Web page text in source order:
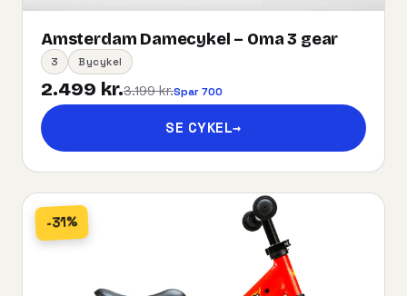
Amsterdam Damecykel – Oma 3 gear
3 Bycykel
2.499 kr.3.199 kr.Spar 700
SE CYKEL→
-31%